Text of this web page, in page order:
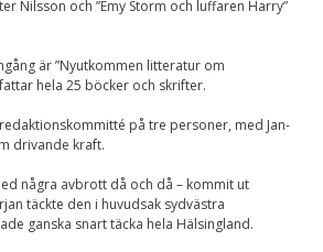
Nilsson och ”Emy Storm och luffaren Harry”
är ”Nyutkommen litteratur om
hela 25 böcker och skrifter.
på tre personer, med Jan-
drivande kraft.
några avbrott då och då – kommit ut
täckte den i huvudsak sydvästra
ganska snart täcka hela Hälsingland.